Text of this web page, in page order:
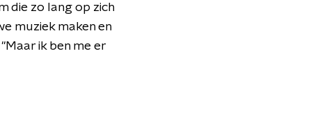
die zo lang op zich
muziek maken en
"Maar ik ben me er